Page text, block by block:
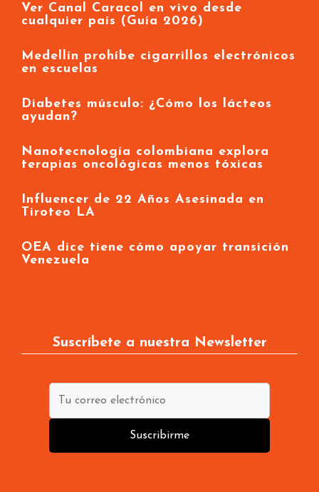
Ver Canal Caracol en vivo desde
cualquier país (Guía 2026)
Medellín prohíbe cigarrillos electrónicos
en escuelas
Diabetes músculo: ¿Cómo los lácteos
ayudan?
Nanotecnología colombiana explora
terapias oncológicas menos tóxicas
Influencer de 22 Años Asesinada en
Tiroteo LA
OEA dice tiene cómo apoyar transición
Venezuela
Suscríbete a nuestra Newsletter
Suscribirme